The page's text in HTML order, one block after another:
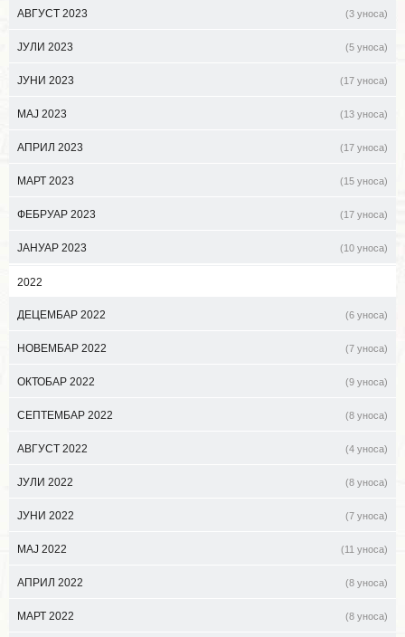
АВГУСТ 2023 (3 уноса)
ЈУЛИ 2023 (5 уноса)
ЈУНИ 2023 (17 уноса)
МАЈ 2023 (13 уноса)
АПРИЛ 2023 (17 уноса)
МАРТ 2023 (15 уноса)
ФЕБРУАР 2023 (17 уноса)
ЈАНУАР 2023 (10 уноса)
2022
ДЕЦЕМБАР 2022 (6 уноса)
НОВЕМБАР 2022 (7 уноса)
ОКТОБАР 2022 (9 уноса)
СЕПТЕМБАР 2022 (8 уноса)
АВГУСТ 2022 (4 уноса)
ЈУЛИ 2022 (8 уноса)
ЈУНИ 2022 (7 уноса)
МАЈ 2022 (11 уноса)
АПРИЛ 2022 (8 уноса)
МАРТ 2022 (8 уноса)